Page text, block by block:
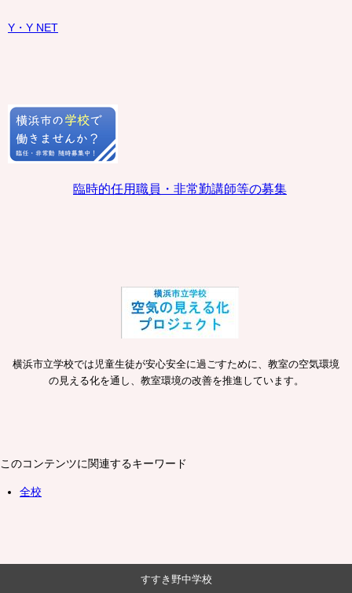
Y・Y NET
臨時的任用職員・非常勤講師等の募集
横浜市立学校では児童生徒が安心安全に過ごすために、教室の空気環境
の見える化を通し、教室環境の改善を推進しています。
このコンテンツに関連するキーワード
全校
すすき野中学校